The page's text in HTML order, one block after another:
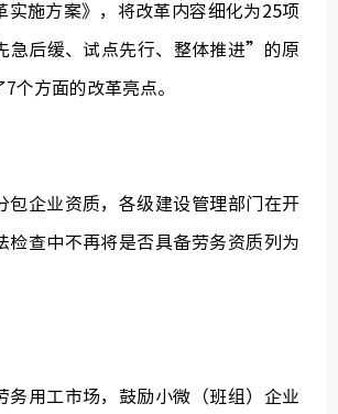
中国建
实施方案》，将改革内容细化为25项
急后缓、试点先行、整体推进”的原
个方面的改革亮点。
企业资质，各级建设管理部门在开
检查中不再将是否具备劳务资质列为
用工市场，鼓励小微（班组）企业